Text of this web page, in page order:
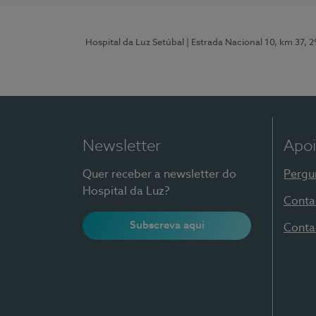
Hospital da Luz Setúbal | Estrada Nacional 10, km 37,
Newsletter
Quer receber a newsletter do
Hospital da Luz?
Subscreva aqui